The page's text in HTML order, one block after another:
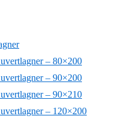
– 80×200
– 90×200
– 90×210
– 120×200